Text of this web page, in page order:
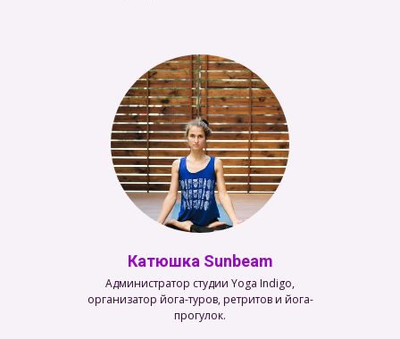
Катюшка Sunbeam
Администратор студии Yoga Indigo,
организатор йога-туров, ретритов и йога-
прогулок.